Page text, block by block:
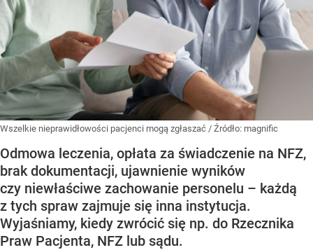
Wszelkie nieprawidłowości pacjenci mogą zgłaszać / Źródło: magnific
Odmowa leczenia, opłata za świadczenie na NFZ,
brak dokumentacji, ujawnienie wyników
czy niewłaściwe zachowanie personelu – każdą
z tych spraw zajmuje się inna instytucja.
Wyjaśniamy, kiedy zwrócić się np. do Rzecznika
Praw Pacjenta, NFZ lub sądu.